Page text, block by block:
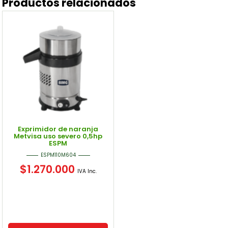
Exprimidor de naranja
Metvisa uso severo 0,5hp
ESPM
ESPM110M604
$1.270.000 IVA Inc.